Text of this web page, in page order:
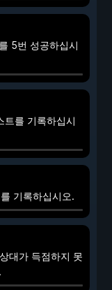
5번 성공하십시
트를 기록하십시
기록하십시오.
대가 득점하지 못